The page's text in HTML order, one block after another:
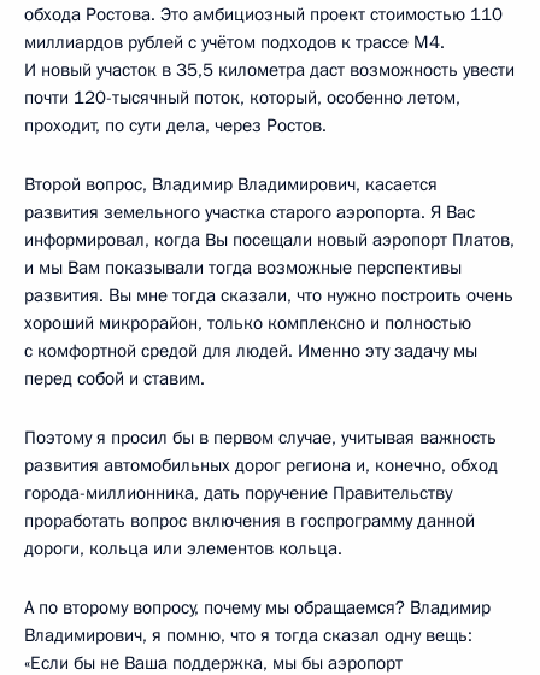
обхода Ростова. Это амбициозный проект стоимостью 110
миллиардов рублей с учётом подходов к трассе М4.
И новый участок в 35,5 километра даст возможность увести
почти 120-тысячный поток, который, особенно летом,
проходит, по сути дела, через Ростов.
Второй вопрос, Владимир Владимирович, касается
развития земельного участка старого аэропорта. Я Вас
информировал, когда Вы посещали новый аэропорт Платов,
и мы Вам показывали тогда возможные перспективы
развития. Вы мне тогда сказали, что нужно построить очень
хороший микрорайон, только комплексно и полностью
с комфортной средой для людей. Именно эту задачу мы
перед собой и ставим.
Поэтому я просил бы в первом случае, учитывая важность
развития автомобильных дорог региона и, конечно, обход
города-миллионника, дать поручение Правительству
проработать вопрос включения в госпрограмму данной
дороги, кольца или элементов кольца.
А по второму вопросу, почему мы обращаемся? Владимир
Владимирович, я помню, что я тогда сказал одну вещь:
«Если бы не Ваша поддержка, мы бы аэропорт